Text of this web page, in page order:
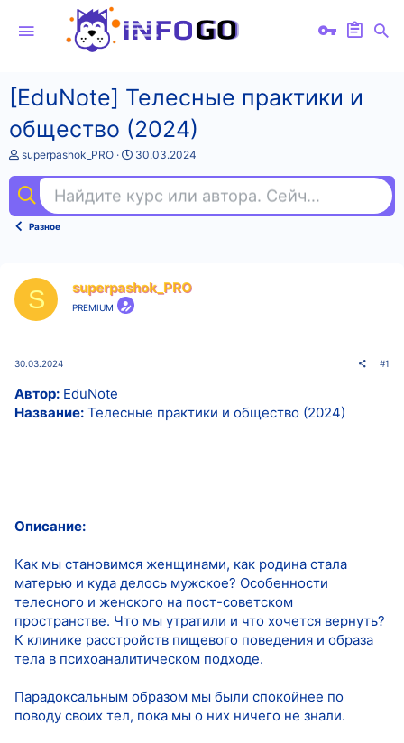
[EduNote] Телесные практики и
общество (2024)
А
т
о
т
superpashok_PRO
Д
а
н
а
30.03.2024
Найдите курс или автора. Сейчас ищут
Разное
S superpashok_PRO
PREMIUM
30.03.2024 #1
Автор: EduNote
Название: Телесные практики и общество (2024)
Описание:
Как мы становимся женщинами, как родина стала
матерью и куда делось мужское? Особенности
телесного и женского на пост-советском
пространстве. Что мы утратили и что хочется вернуть?
К клинике расстройств пищевого поведения и образа
тела в психоаналитическом подходе.
Парадоксальным образом мы были спокойнее по
поводу своих тел, пока мы о них ничего не знали.